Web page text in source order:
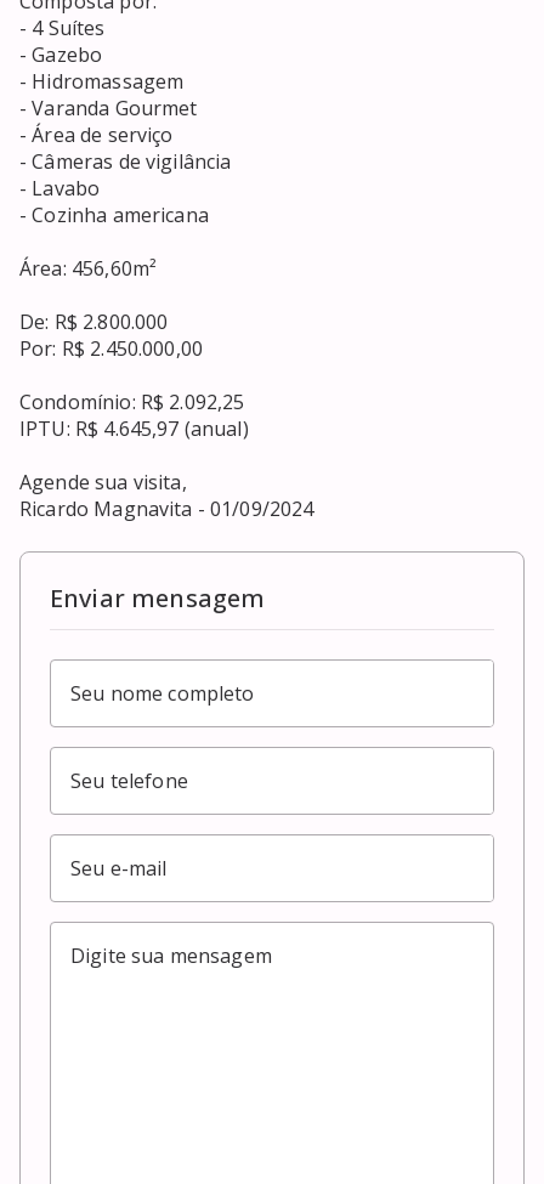
- 4 Suítes
- Gazebo
- Hidromassagem
- Varanda Gourmet
- Área de serviço
- Câmeras de vigilância
- Lavabo
- Cozinha americana
Área: 456,60m²
De: R$ 2.800.000
Por: R$ 2.450.000,00
Condomínio: R$ 2.092,25
IPTU: R$ 4.645,97 (anual)
Agende sua visita,
Ricardo Magnavita - 01/09/2024
Enviar mensagem